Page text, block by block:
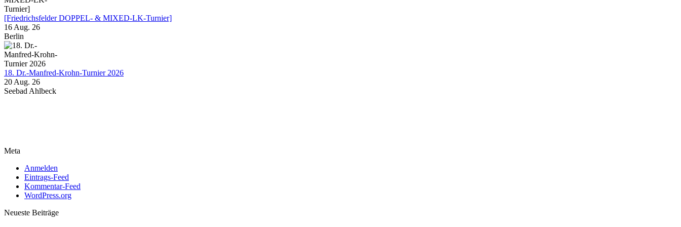
[Friedrichsfelder DOPPEL- & MIXED-LK-Turnier]
16 Aug. 26
Berlin
18. Dr.-Manfred-Krohn-Turnier 2026
20 Aug. 26
Seebad Ahlbeck
Meta
Anmelden
Eintrags-Feed
Kommentar-Feed
WordPress.org
Neueste Beiträge